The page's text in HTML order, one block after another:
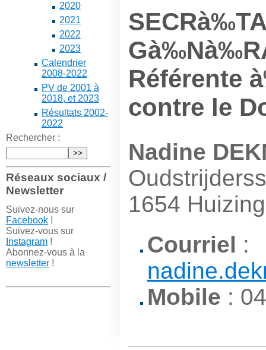
2020
2021
2022
2023
Calendrier
2008-2022
PV de 2001 à
2018, et 2023
Résultats 2002-
2022
Rechercher :
Réseaux sociaux /
Newsletter
Suivez-nous sur
Facebook!
Suivez-vous sur
Instagram!
Abonnez-vous à la
newsletter!
Référente
contre le
Nadine
1654
Courriel :
Mobile :